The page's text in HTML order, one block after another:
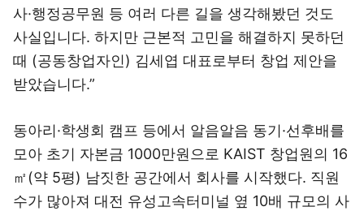
사·행정공무원 등 여러 다른 길을 생각해봤던 것도
사실입니다. 하지만 근본적 고민을 해결하지 못하던
때 (공동창업자인) 김세엽 대표로부터 창업 제안을
받았습니다.”
동아리·학생회 캠프 등에서 알음알음 동기·선후배를
모아 초기 자본금 1000만원으로 KAIST 창업원의 16
㎡(약 5평) 남짓한 공간에서 회사를 시작했다. 직원
수가 많아져 대전 유성고속터미널 옆 10배 규모의 사